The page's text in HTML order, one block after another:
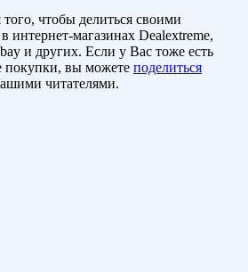
того, чтобы делиться своими
интернет-магазинах Dealextreme,
и других. Если у Вас тоже есть
покупки, вы можете поделиться
читателями.